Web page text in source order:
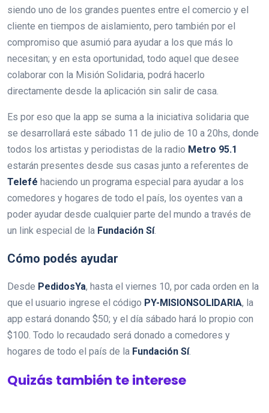
siendo uno de los grandes puentes entre el comercio y el
cliente en tiempos de aislamiento, pero también por el
compromiso que asumió para ayudar a los que más lo
necesitan; y en esta oportunidad, todo aquel que desee
colaborar con la Misión Solidaria, podrá hacerlo
directamente desde la aplicación sin salir de casa.
Es por eso que la app se suma a la iniciativa solidaria que
se desarrollará este sábado 11 de julio de 10 a 20hs, donde
todos los artistas y periodistas de la radio Metro 95.1
estarán presentes desde sus casas junto a referentes de
Telefé haciendo un programa especial para ayudar a los
comedores y hogares de todo el país, los oyentes van a
poder ayudar desde cualquier parte del mundo a través de
un link especial de la Fundación Sí.
Cómo podés ayudar
Desde PedidosYa, hasta el viernes 10, por cada orden en la
que el usuario ingrese el código PY-MISIONSOLIDARIA, la
app estará donando $50; y el día sábado hará lo propio con
$100. Todo lo recaudado será donado a comedores y
hogares de todo el país de la Fundación Sí.
Quizás también te interese